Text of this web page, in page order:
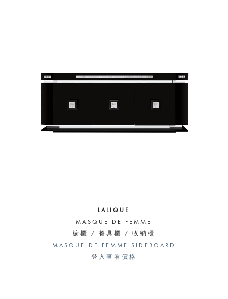
LALIQUE
MASQUE DE FEMME
櫥櫃 / 餐具櫃 / 收納櫃
MASQUE DE FEMME SIDEBOARD
登入查看價格